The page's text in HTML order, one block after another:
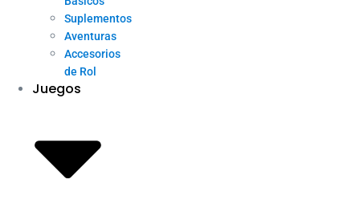
Suplementos
Aventuras
Accesorios
de Rol
Juegos